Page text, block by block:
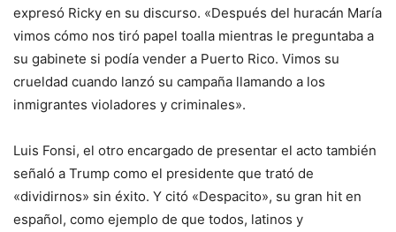
expresó Ricky en su discurso. «Después del huracán María
vimos cómo nos tiró papel toalla mientras le preguntaba a
su gabinete si podía vender a Puerto Rico. Vimos su
crueldad cuando lanzó su campaña llamando a los
inmigrantes violadores y criminales».
Luis Fonsi, el otro encargado de presentar el acto también
señaló a Trump como el presidente que trató de
«dividirnos» sin éxito. Y citó «Despacito», su gran hit en
español, como ejemplo de que todos, latinos y